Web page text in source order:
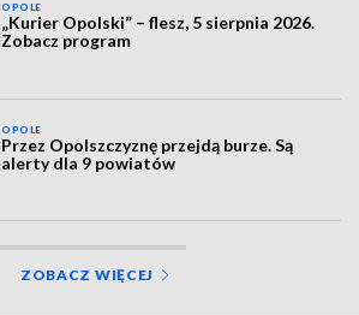
OPOLE
„Kurier Opolski” – flesz, 5 sierpnia 2026.
Zobacz program
OPOLE
Przez Opolszczyznę przejdą burze. Są
alerty dla 9 powiatów
ZOBACZ WIĘCEJ